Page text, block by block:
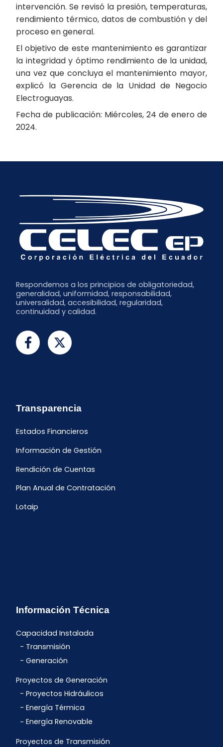
intervención. Se revisó la presión, temperaturas,
rendimiento térmico, datos de combustión y del
proceso en general.
El objetivo de este mantenimiento es garantizar
la integridad y óptimo rendimiento de la unidad,
una vez que concluya el mantenimiento mayor,
explicó la Gerencia de la Unidad de Negocio
Electroguayas.
Fecha de publicación: Miércoles, 24 de enero de
2024.
Respondemos a los principios de obligatoriedad,
generalidad, uniformidad, responsabilidad,
universalidad, accesibilidad, regularidad,
continuidad y calidad.
Transparencia
Estados Financieros
Información de Gestión
Rendición de Cuentas
Plan Anual de Contratación
Lotaip
Información Técnica
Capacidad Instalada
Transmisión
Generación
Proyectos de Generación
Proyectos Hidráulicos
Energía Térmica
Energía Renovable
Proyectos de Transmisión